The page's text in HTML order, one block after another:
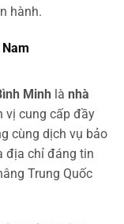
hành.
Minh là nhà
vị cung cấp đầy
cùng dịch vụ bảo
địa chỉ đáng tin
Trung Quốc